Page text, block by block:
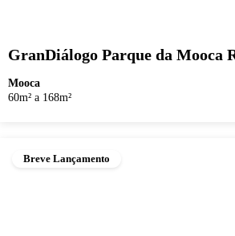
GranDiálogo Parque da Mooca
Mooca
60m² a 168m²
Breve Lançamento